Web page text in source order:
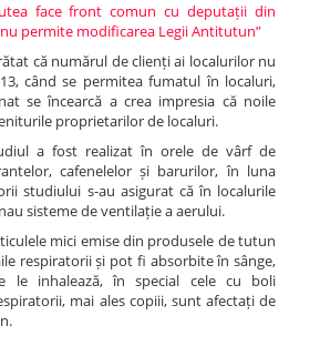
face front comun cu deputații din
permite modificarea Legii Antitutun”
că numărul de clienți ai localurilor nu
când se permitea fumatul în localuri,
se încearcă a crea impresia că noile
proprietarilor de localuri.
a fost realizat în orele de vârf de
cafenelelor și barurilor, în luna
studiului s-au asigurat că în localurile
sisteme de ventilație a aerului.
mici emise din produsele de tutun
respiratorii și pot fi absorbite în sânge,
le inhalează, în special cele cu boli
mai ales copiii, sunt afectați de